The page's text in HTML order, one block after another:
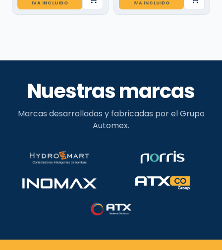
IVA INCLUIDO IVA INCLUIDO
Nuestras marcas
Marcas desarrolladas y fabricadas por el Grupo
Automex.